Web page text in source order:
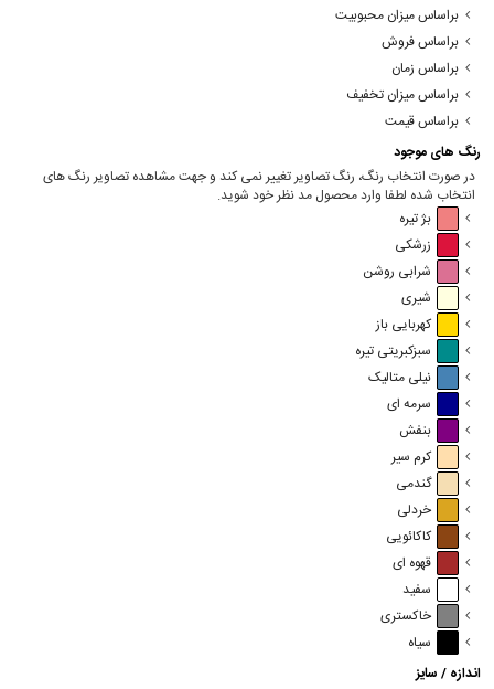
براساس میزان محبوبیت
براساس فروش
براساس زمان
براساس میزان تخفیف
براساس قیمت
رنگ های موجود
در صورت انتخاب رنگ، رنگ تصاویر تغییر نمی کند و جهت مشاهده تصاویر رنگ های
انتخاب شده لطفا وارد محصول مد نظر خود شوید.
بژ تیره
زرشکی
شرابی روشن
شیری
کهربایی باز
سبزکبریتی تیره
نیلی متالیک
سرمه ای
بنفش
کرم سیر
گندمی
خردلی
کاکائویی
قهوه ای
سفید
خاکستری
سیاه
اندازه / سایز